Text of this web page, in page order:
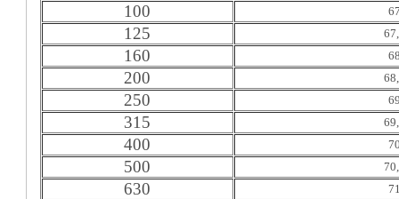
100
125
160
200
250
315
400
500
630